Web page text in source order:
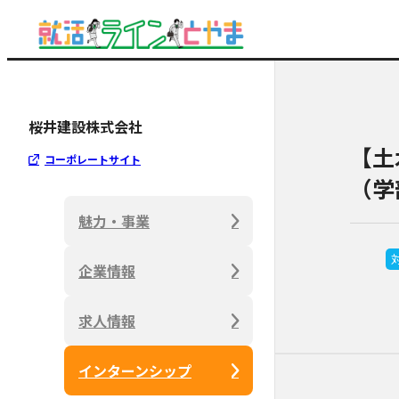
桜井建設株式会社
コーポレートサイト
魅力・事業
企業情報
求人情報
インターンシップ
【
（